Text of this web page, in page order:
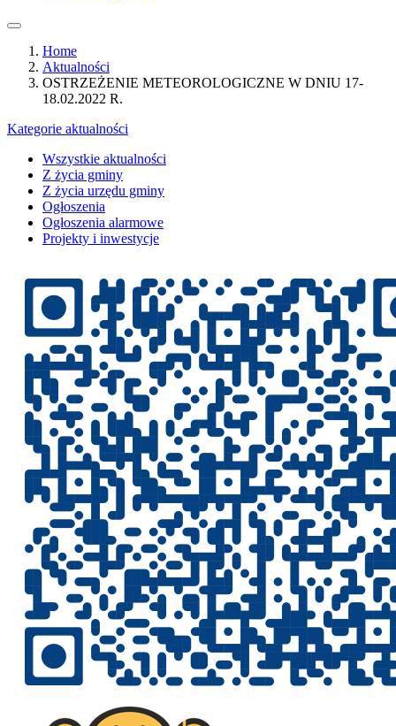
Home
Aktualności
OSTRZEŻENIE METEOROLOGICZNE W DNIU 17-
18.02.2022 R.
Kategorie aktualności
Wszystkie aktualności
Z życia gminy
Z życia urzędu gminy
Ogłoszenia
Ogłoszenia alarmowe
Projekty i inwestycje